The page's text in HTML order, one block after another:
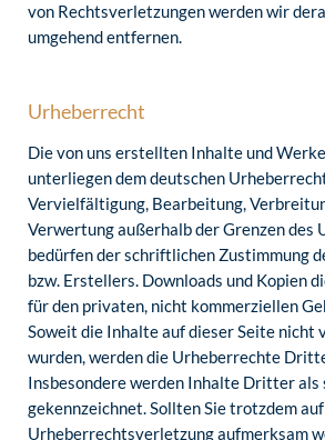
von Rechtsverletzungen werden wir
umgehend entfernen.
Urheberrecht
Die von uns erstellten Inhalte und
unterliegen dem deutschen
Vervielfältigung, Bearbeitung,
Verwertung außerhalb der Grenzen des
bedürfen der schriftlichen Zustimmung
bzw. Erstellers. Downloads und Kopien
für den privaten, nicht kommerziellen
Soweit die Inhalte auf dieser Seite nicht
wurden, werden die Urheberrechte
Insbesondere werden Inhalte Dritter als
gekennzeichnet. Sollten Sie trotzdem
Urheberrechtsverletzung aufmerksam